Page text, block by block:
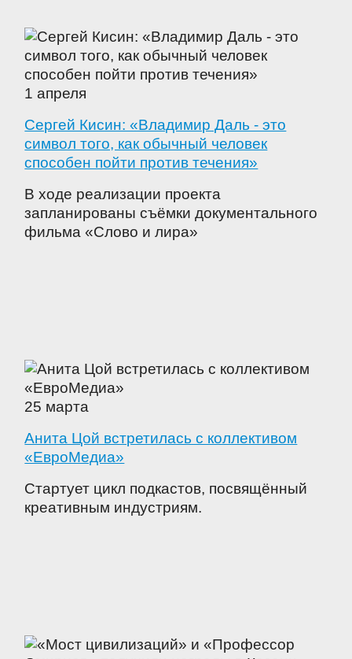
1 апреля
Сергей Кисин: «Владимир Даль - это
символ того, как обычный человек
способен пойти против течения»
В ходе реализации проекта
запланированы съёмки документального
фильма «Слово и лира»
25 марта
Анита Цой встретилась с коллективом
«ЕвроМедиа»
Стартует цикл подкастов, посвящённый
креативным индустриям.